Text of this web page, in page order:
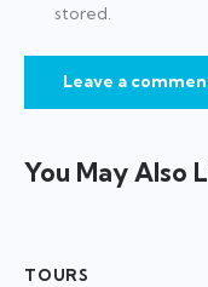
stored.
You May Also
TOURS